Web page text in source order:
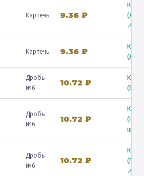
Картечь 9.36 ₽
↗
Картечь 9.36 ₽
Дробь
№6
10.72 ₽
Дробь
№6
10.72 ₽
ш.) ↗
Дробь
№6
10.72 ₽
↗